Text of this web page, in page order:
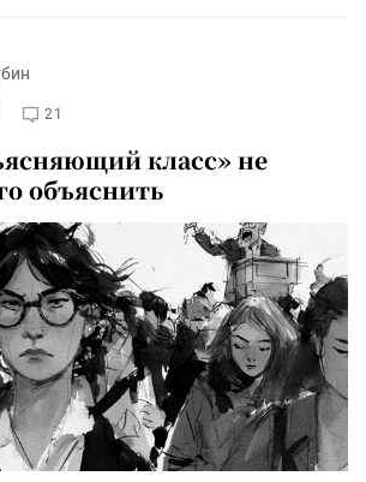
21
класс» не
объяснить